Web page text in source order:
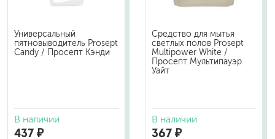
Универсальный
пятновыводитель Prosept
Candy / Просепт Кэнди
В наличии
437 ₽
Средство для мытья
светлых полов Prosept
Multipower White /
Просепт Мультипауэр
Уайт
В наличии
367 ₽